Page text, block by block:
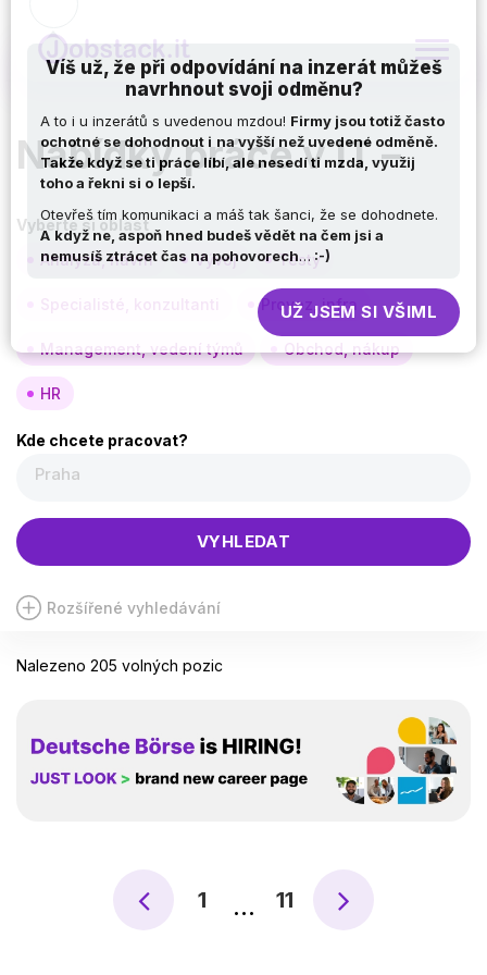
Nabídky práce v IT –
Vyberte si oblast
Analýza, návrh
Vývoj Testy
Specialisté, konzultanti Provoz, infra
Management, vedení týmů Obchod, nákup
HR
Kde chcete pracovat?
Praha
VYHLEDAT
Rozšířené vyhledávání
Nalezeno 205 volných pozic
1 … 11
Víš už, že při odpovídání na inzerát můžeš
navrhnout svoji odměnu?
A to i u inzerátů s uvedenou mzdou!Firmy jsou totiž často
ochotné se dohodnout i
toho a řekni si o lepší.
Otevřeš tím komunikaci a máš tak šanci, že se dohodnete.
nemusíš ztrácet čas na pohovorech …:-)
UŽ JSEM SI VŠIML